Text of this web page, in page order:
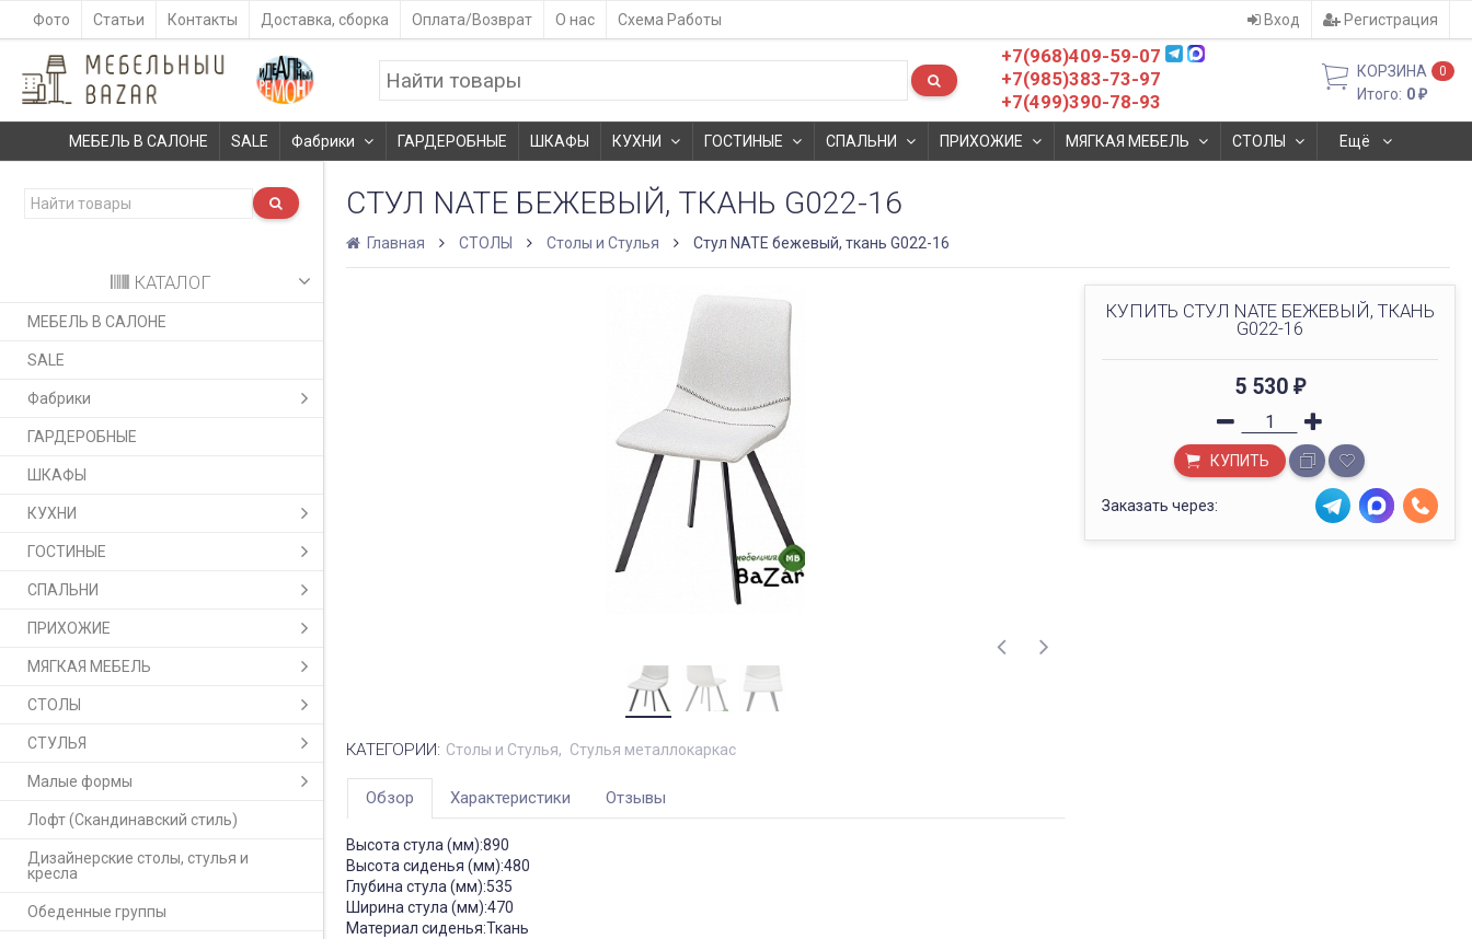
Фото Статьи Контакты Доставка, сборка Оплата/Возврат О нас Схема Работы Вход Регистрация
+7(968)409-59-07
+7(985)383-73-97
+7(499)390-78-93
КОРЗИНА 0
Итого: 0₽
МЕБЕЛЬ В САЛОНЕ SALE Фабрики ГАРДЕРОБНЫЕ ШКАФЫ КУХНИ ГОСТИНЫЕ СПАЛЬНИ ПРИХОЖИЕ МЯГКАЯ МЕБЕЛЬ СТОЛЫ Ещё
КАТАЛОГ
МЕБЕЛЬ В САЛОНЕ
SALE
Фабрики
ГАРДЕРОБНЫЕ
ШКАФЫ
КУХНИ
ГОСТИНЫЕ
СПАЛЬНИ
ПРИХОЖИЕ
МЯГКАЯ МЕБЕЛЬ
СТОЛЫ
СТУЛЬЯ
Малые формы
Лофт (Скандинавский стиль)
Дизайнерские столы, стулья и
кресла
Обеденные группы
СТУЛ NATE БЕЖЕВЫЙ, ТКАНЬ G022-16
Главная СТОЛЫ Столы и Стулья Стул NATE бежевый, ткань G022-16
КУПИТЬ СТУЛ NATE БЕЖЕВЫЙ, ТКАНЬ
G022-16
5 530 ₽
КУПИТЬ
Заказать через:
КАТЕГОРИИ: Столы и Стулья Стулья металлокаркас
Обзор Характеристики Отзывы
Высота стула (мм):890
Высота сиденья (мм):480
Глубина стула (мм):535
Ширина стула (мм):470
Материал сиденья:Ткань